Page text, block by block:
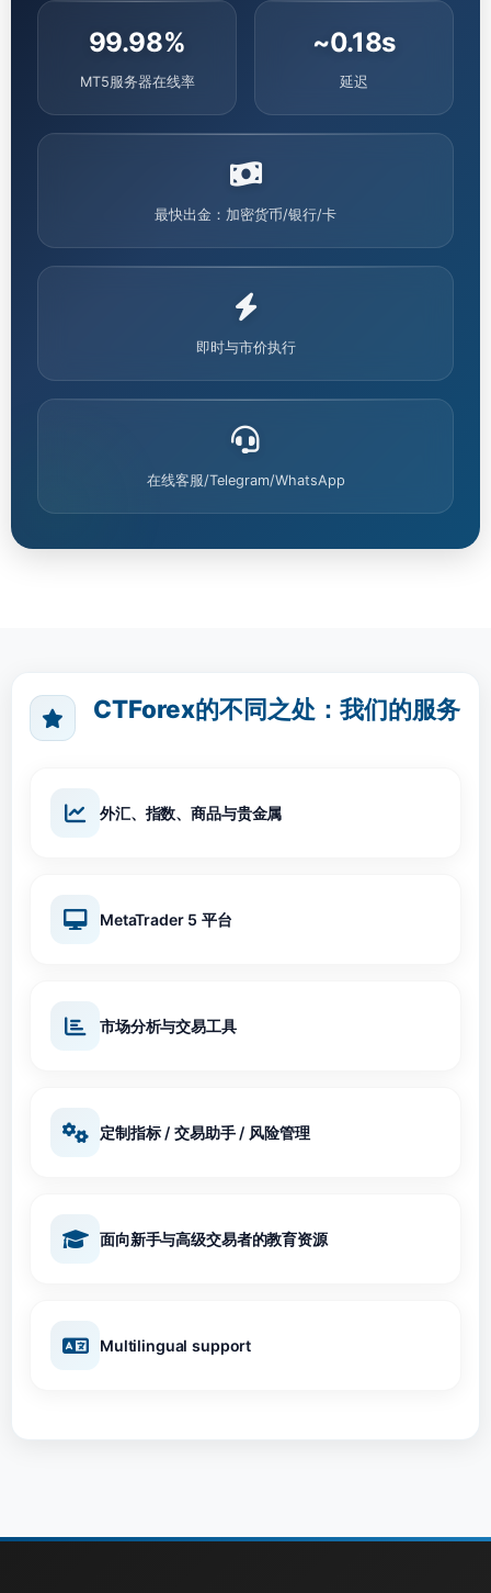
99.98%
MT5服务器在线率
~0.18s
延迟
最快出金：加密货币/银行/卡
即时与市价执行
在线客服/Telegram/WhatsApp
CTForex的不同之处：我们的服务
外汇、指数、商品与贵金属
MetaTrader 5 平台
市场分析与交易工具
定制指标 / 交易助手 / 风险管理
面向新手与高级交易者的教育资源
Multilingual support